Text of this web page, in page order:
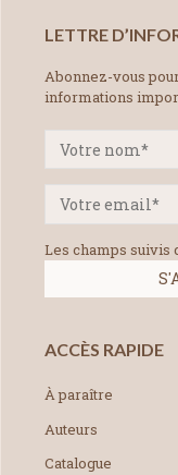
LETTRE
Abonnez-vous
informations
Les champs suivis
ACCÈS RAPIDE
À paraître
Auteurs
Catalogue